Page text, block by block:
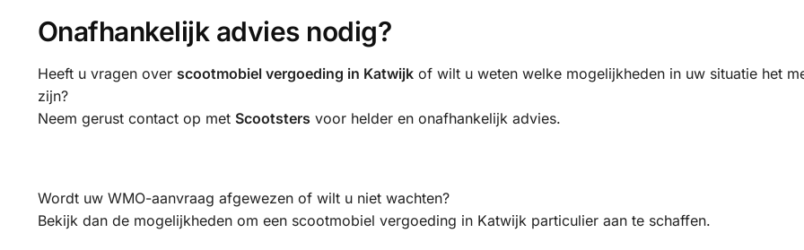
Onafhankelijk advies nodig?
Heeft u vragen over scootmobiel vergoeding in Katwijkof wilt u weten welke mogelijkheden in uw situatie het
zijn?
Neem gerust contact op met Scootsters voor helder en onafhankelijk advies.
Wordt uw WMO-aanvraag afgewezen of wilt u niet wachten?
Bekijk dan de mogelijkheden om een scootmobiel vergoeding in Katwijk particulier aan te schaffen.